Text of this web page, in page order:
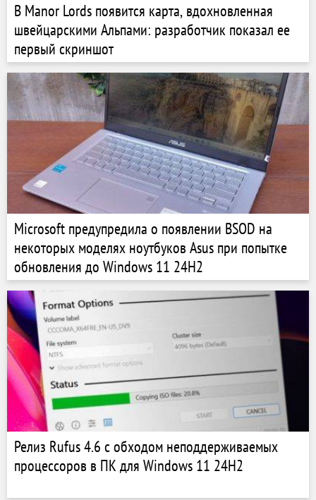
В Manor Lords появится карта, вдохновленная
швейцарскими Альпами: разработчик показал ее
первый скриншот
Microsoft предупредила о появлении BSOD на
некоторых моделях ноутбуков Asus при попытке
обновления до Windows 11 24H2
Релиз Rufus 4.6 с обходом неподдерживаемых
процессоров в ПК для Windows 11 24H2